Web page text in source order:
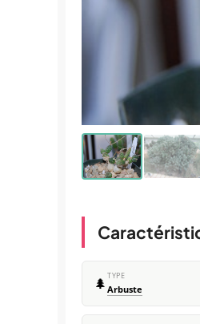
🌲 TYPE
Arbuste